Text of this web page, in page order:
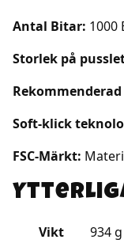
Antal Bitar: 1000
Storlek på
Soft-klick
FSC-Märkt:
Vikt
934 g